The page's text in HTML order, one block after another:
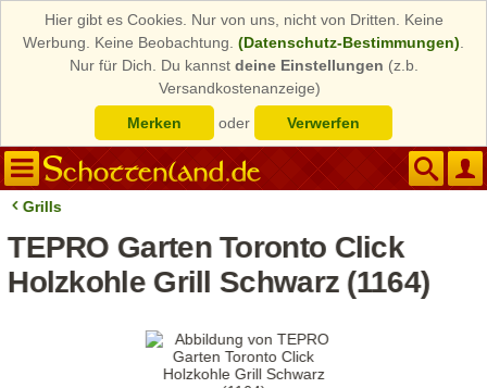
Hier gibt es Cookies. Nur von uns, nicht von Dritten. Keine
Werbung. Keine Beobachtung. (Datenschutz-Bestimmungen)
Nur für Dich. Du kannst deine Einstellungen (z.b.
Versandkostenanzeige)
Merken
oder Verwerfen
Grills
TEPRO Garten Toronto Click
Holzkohle Grill Schwarz (1164)